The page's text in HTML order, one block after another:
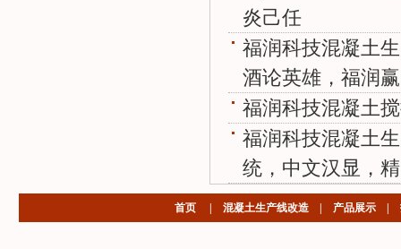
炎己任
福润科技混凝土
酒论英雄，福润
福润科技混凝土
福润科技混凝土
统，中文汉显，
首页 混凝土生产线改造 产品展示